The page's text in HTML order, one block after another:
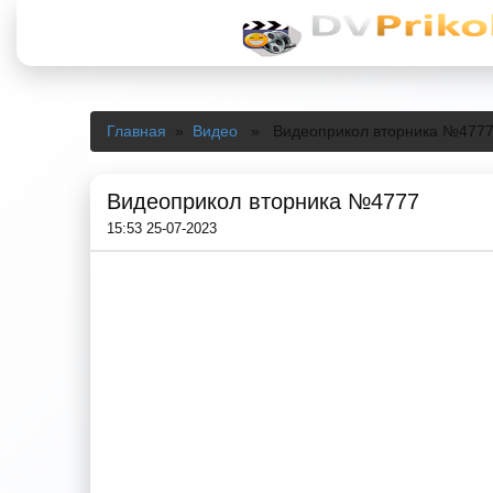
Главная » Видео » Видеоприкол вторника №4777
Видеоприкол вторника №4777
15:53 25-07-2023